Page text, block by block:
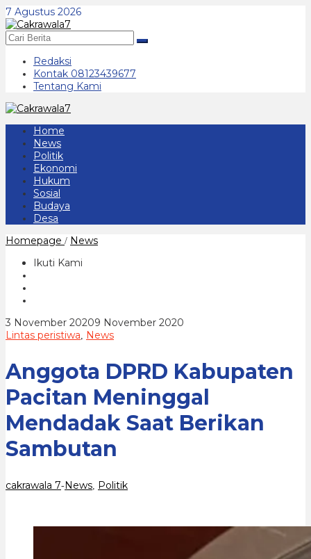
Lewati
ke
konten
7 Agustus 2026
Redaksi
Kontak 08123439677
Tentang Kami
Home
News
Politik
Ekonomi
Hukum
Sosial
Budaya
Desa
Homepage / NewsAnggota
Berikan
Sambutan
Ikuti Kami
3 November 20209 November 2020
Lintas peristiwa, News
Anggota DPRD Kabupaten
Pacitan Meninggal
Mendadak Saat Berikan
Sambutan
cakrawala 7-News Politik